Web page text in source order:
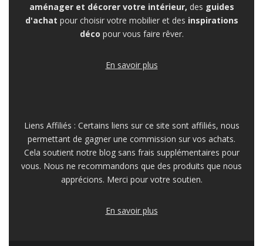
aménager et décorer votre intérieur, des guides
d'achat pour choisir votre mobilier et des inspirations
déco pour vous faire rêver.
En savoir plus
Liens Affiliés : Certains liens sur ce site sont affiliés, nous
permettant de gagner une commission sur vos achats.
Cela soutient notre blog sans frais supplémentaires pour
vous. Nous ne recommandons que des produits que nous
apprécions. Merci pour votre soutien.
En savoir plus